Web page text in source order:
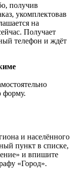
получив
укомплектовав
на
Получает
телефон и ждёт
форму.
и населённого
пункт в списке,
и впишите
«Город».